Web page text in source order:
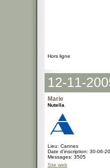
Hors ligne
12-11-
Marie
Nutella
Lieu: Cannes
Date d'inscription: 30-06-
Messages: 3505
Site web